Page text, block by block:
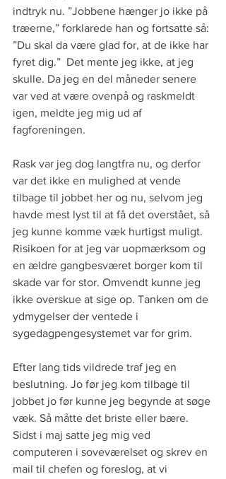
indtryk nu. ”Jobbene hænger jo ikke på
træerne,” forklarede han og fortsatte så:
”Du skal da være glad for, at de ikke har
fyret dig.”  Det mente jeg ikke, at jeg
skulle. Da jeg en del måneder senere
var ved at være ovenpå og raskmeldt
igen, meldte jeg mig ud af
fagforeningen.
Rask var jeg dog langtfra nu, og derfor
var det ikke en mulighed at vende
tilbage til jobbet her og nu, selvom jeg
havde mest lyst til at få det overstået, så
jeg kunne komme væk hurtigst muligt.
Risikoen for at jeg var uopmærksom og
en ældre gangbesværet borger kom til
skade var for stor. Omvendt kunne jeg
ikke overskue at sige op. Tanken om de
ydmygelser der ventede i
sygedagpengesystemet var for grim.
Efter lang tids vildrede traf jeg en
beslutning. Jo før jeg kom tilbage til
jobbet jo før kunne jeg begynde at søge
væk. Så måtte det briste eller bære.
Sidst i maj satte jeg mig ved
computeren i soveværelset og skrev en
mail til chefen og foreslog, at vi